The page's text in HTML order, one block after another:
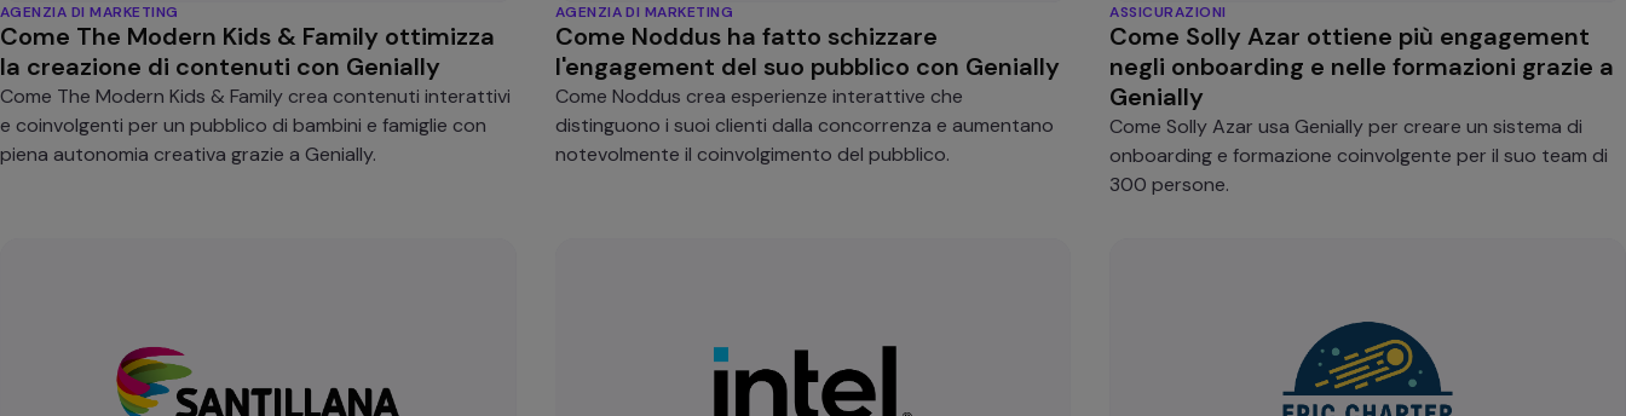
AGENZIA DI MARKETING
Come The Modern Kids & Family ottimizza
la creazione di contenuti con Genially
Come The Modern Kids & Family crea contenuti interattivi
e coinvolgenti per un pubblico di bambini e famiglie con
piena autonomia creativa grazie a Genially.
AGENZIA DI MARKETING
Come Noddus ha fatto schizzare
l'engagement del suo pubblico con Genially
Come Noddus crea esperienze interattive che
distinguono i suoi clienti dalla concorrenza e aumentano
notevolmente il coinvolgimento del pubblico.
ASSICURAZIONI
Come Solly Azar ottiene più engagement
negli onboarding e nelle formazioni grazie a
Genially
Come Solly Azar usa Genially per creare un sistema di
onboarding e formazione coinvolgente per il suo team di
300 persone.